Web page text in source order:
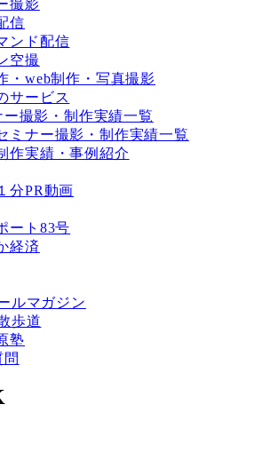
撮影
信
ンド配信
空撮
・web制作・写真撮影
サービス
撮影・制作実績一覧
ミナー撮影・制作実績一覧
作実績・事例紹介
分PR動画
ート83号
経済
ルマガジン
歩道
塾
問